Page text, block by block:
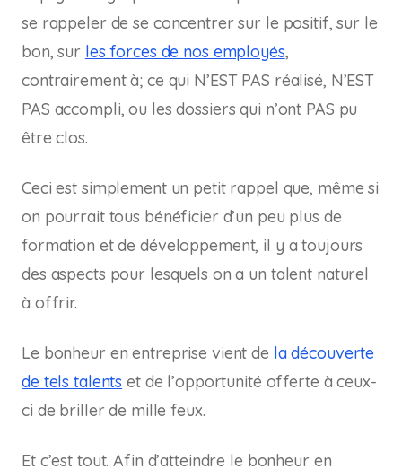
se rappeler de se concentrer sur le positif, sur le
bon, sur les forces de nos employés,
contrairement à; ce qui N’EST PAS réalisé, N’EST
PAS accompli, ou les dossiers qui n’ont PAS pu
être clos.
Ceci est simplement un petit rappel que, même si
on pourrait tous bénéficier d’un peu plus de
formation et de développement, il y a toujours
des aspects pour lesquels on a un talent naturel
à offrir.
Le bonheur en entreprise vient de la découverte
de tels talents et de l’opportunité offerte à ceux-
ci de briller de mille feux.
Et c’est tout. Afin d’atteindre le bonheur en